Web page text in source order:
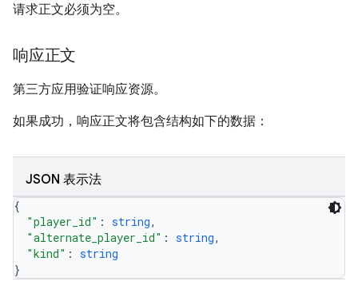
请求正文必须为空。
响应正文
第三方应用验证响应资源。
如果成功，响应正文将包含结构如下的数据：
JSON 表示法
{
"player_id" : string,
"alternate_player_id" : string,
"kind" : string
}